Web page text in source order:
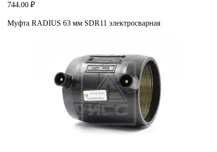
744.00 ₽
Муфта RADIUS 63 мм SDR11 электросварная